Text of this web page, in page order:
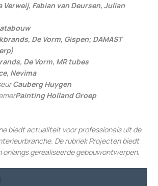
Verweij, Fabian van Deursen, Julian
De Vorm, Gispen; DAMAST
De Vorm, MR tubes
Nevima
Cauberg Huygen
Painting Holland Groep
biedt actualiteit voor professionals uit de
De rubriek Projecten biedt
onlangs gerealiseerde gebouwontwerpen.